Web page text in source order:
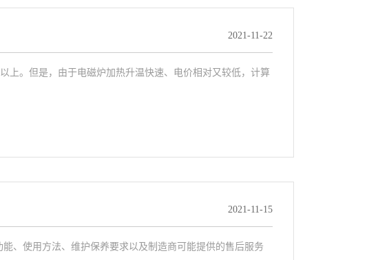
2021-11-22
上。但是，由于电磁炉加热升温快速、电价相对又较低，计算
2021-11-15
、使用方法、维护保养要求以及制造商可能提供的售后服务